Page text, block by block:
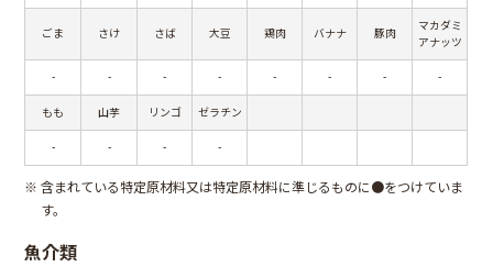
ごま さけ さば 大豆 鶏肉 バナナ 豚肉
マカダミ
アナッツ
- - - - - - - -
もも 山芋 リンゴ ゼラチン
- - - -
※ 含まれている特定原材料又は特定原材料に準じるものに●をつけていま
す。
魚介類